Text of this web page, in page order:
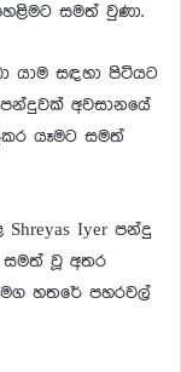
සමත් වුණා.
යාම සඳහා පිටියට
අවසානයේ
යෑමට සමත්
Iyer පන්දු
සමත් වූ අතර
හතරේ පහරවල්